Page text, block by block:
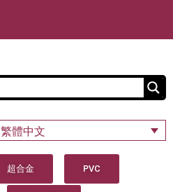
繁體中文
超合金 PVC